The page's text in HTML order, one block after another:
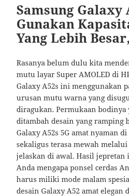
Samsung Galaxy
Gunakan
Yang Lebih
Rasanya belum dulu kita
mutu layar Super AMOLED di
Galaxy A52s ini menggunakan
urusan mutu warna yang
diragukan. Permukaan bodinya
ditambah desain yang ramping
Galaxy A52s 5G amat nyaman di
sekaligus terasa mewah
jelaskan di awal. Hasil jepretan
Anda mengapa ponsel cerdas
harus miliki mode malam
desain Galaxy A52 amat elegan